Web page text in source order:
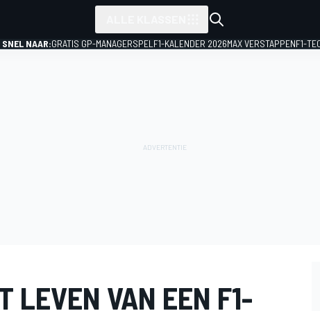
SNEL NAAR:GRATIS GP-MANAGERSPEL F1-KALENDER 2026MAX VERSTAPPENF1-
LEVEN VAN EEN F1-